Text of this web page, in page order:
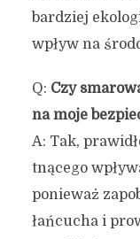
bardziej
wpływ na
Q: Czy
na moje
A: Tak,
tnącego
ponieważ
łańcucha i